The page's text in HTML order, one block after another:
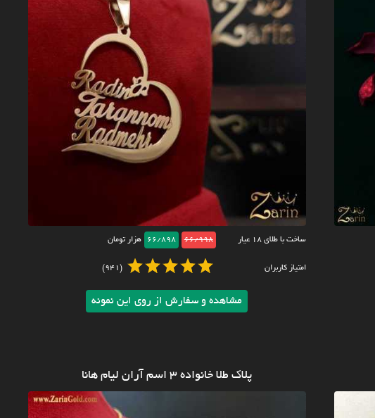
ساخت با طلای ۱۸ عیار 66/998
66/898 هزار تومان
امتیاز کاربران (941)
مشاهده و سفارش از روی این نمونه
پلاک طلا خانواده 3 اسم آران لیام هانا